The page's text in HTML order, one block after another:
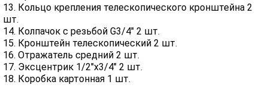
13. Кольцо крепления телескопического кронштейна 2
шт.
14. Колпачок с резьбой G3/4" 2 шт.
15. Кронштейн телескопический 2 шт.
16. Отражатель средний 2 шт.
17. Эксцентрик 1/2"х3/4" 2 шт.
18. Коробка картонная 1 шт.